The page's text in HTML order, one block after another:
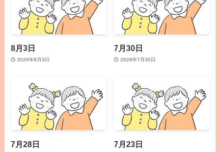
8月3日
2026年8月3日
7月30日
2026年7月30日
7月28日 7月23日